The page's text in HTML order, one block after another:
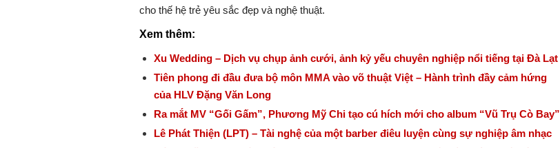
cho thế hệ trẻ yêu sắc đẹp và nghệ thuật.
Xem thêm:
Xu Wedding – Dịch vụ chụp ảnh cưới, ảnh kỷ yếu chuyên nghiệp nổi tiếng tại Đà Lạt
Tiên phong đi đầu đưa bộ môn MMA vào võ thuật Việt – Hành trình đầy cảm hứng
của HLV Đặng Văn Long
Ra mắt MV “Gối Gấm”, Phương Mỹ Chi tạo cú hích mới cho album “Vũ Trụ Cò Bay”
Lê Phát Thiện (LPT) – Tài nghệ của một barber điêu luyện cùng sự nghiệp âm nhạc